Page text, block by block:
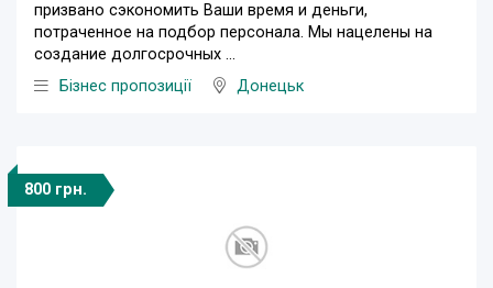
призвано сэкономить Ваши время и деньги,
потраченное на подбор персонала. Мы нацелены на
создание долгосрочных ...
Бізнес пропозиції
Донецьк
800 грн.